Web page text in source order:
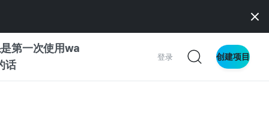
第一次使用wa
话
登录 创建项目